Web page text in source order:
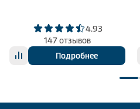
4.93
147 отзывов
Подробнее